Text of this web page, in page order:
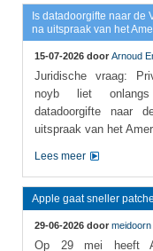
Is datadoorgifte naar de
na uitspraak van het
15-07-2026 door Arnoud
Juridische vraag:
noyb liet
datadoorgifte naar
uitspraak van het
Lees meer
Apple gaat sneller
29-06-2026 door meidoorn
Op 29 mei heeft